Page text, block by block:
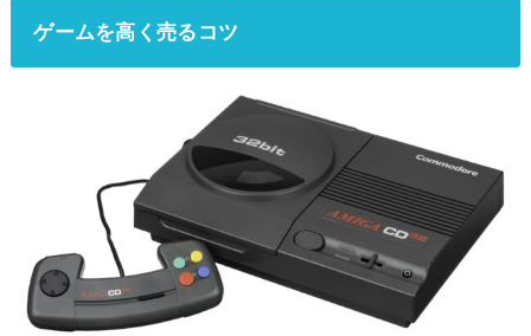
ゲームを高く売るコツ